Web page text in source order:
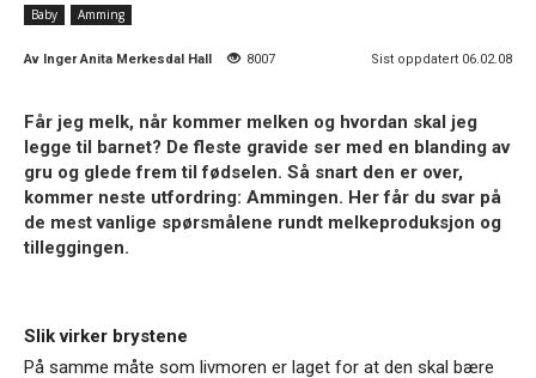
Baby
Amming
Av Inger Anita Merkesdal Hall 8007 Sist oppdatert 06.02.08
Får jeg melk, når kommer melken og hvordan skal jeg
legge til barnet? De fleste gravide ser med en blanding av
gru og glede frem til fødselen. Så snart den er over,
kommer neste utfordring: Ammingen. Her får du svar på
de mest vanlige spørsmålene rundt melkeproduksjon og
tilleggingen.
Slik virker brystene
På samme måte som livmoren er laget for at den skal bære